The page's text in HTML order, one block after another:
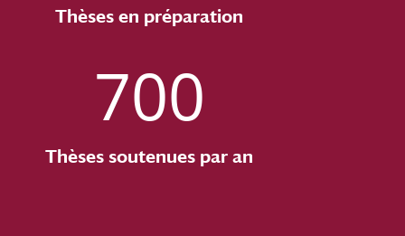
Thèses en préparation
700
Thèses soutenues par an